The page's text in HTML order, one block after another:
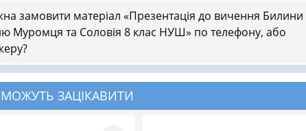
замовити матеріал «Презентація до вичення Билини
Муромця та Соловія 8 клас НУШ» по телефону, або
ЗАЦІКАВИТИ